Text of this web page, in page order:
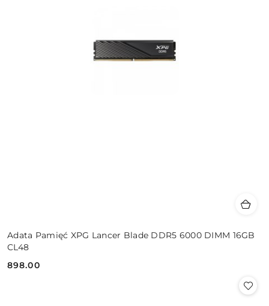
Adata Pamięć XPG Lancer Blade DDR5 6000 DIMM 16GB
CL48
Cena:
898.00